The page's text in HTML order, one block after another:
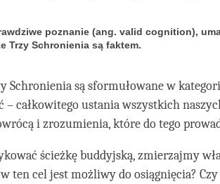
poznanie (ang. valid cognition),
Trzy Schronienia są faktem.
Schronienia są sformułowane w
– całkowitego ustania wszystkich
i zrozumienia, które do tego
ścieżkę buddyjską, zmierzajmy
ten cel jest możliwy do osiągnięcia?